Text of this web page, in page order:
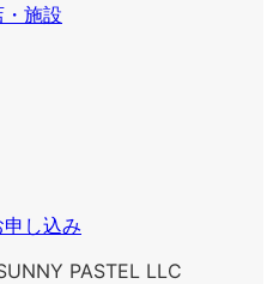
施設
し込み
PASTEL LLC